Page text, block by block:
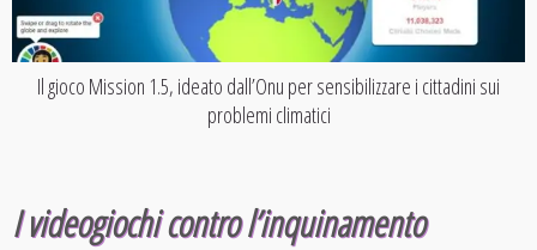
Il gioco Mission 1.5, ideato dall’Onu per sensibilizzare i cittadini sui
problemi climatici
I videogiochi contro l’inquinamento